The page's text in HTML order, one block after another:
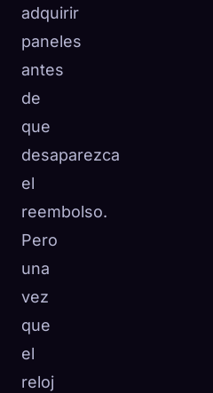
adquirir
paneles
antes
de
que
desaparezca
el
reembolso.
Pero
una
vez
que
el
reloj